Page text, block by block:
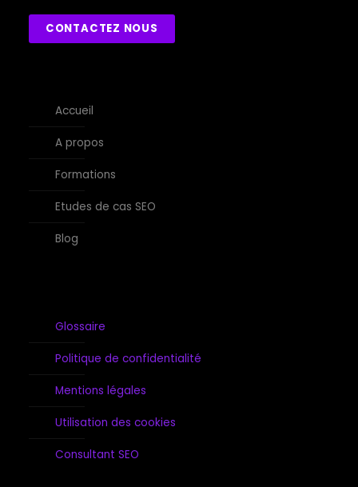
CONTACTEZ NOUS
Accueil
A propos
Formations
Etudes de cas SEO
Blog
Glossaire
Politique de confidentialité
Mentions légales
Utilisation des cookies
Consultant SEO